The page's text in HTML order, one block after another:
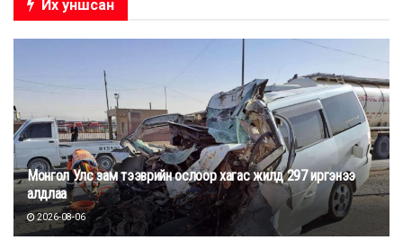
Их уншсан
Монгол Улс зам тээврийн ослоор хагас жилд 297 иргэнээ
алдлаа
2026-08-06